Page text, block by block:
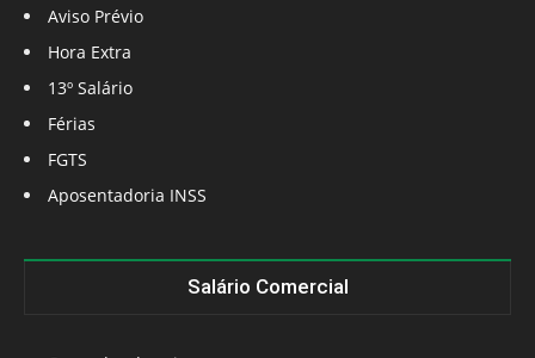
Aviso Prévio
Hora Extra
13º Salário
Férias
FGTS
Aposentadoria INSS
Salário Comercial